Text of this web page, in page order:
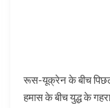
रूस-यूक्रेन के बीच पिछले
हमास के बीच युद्ध के